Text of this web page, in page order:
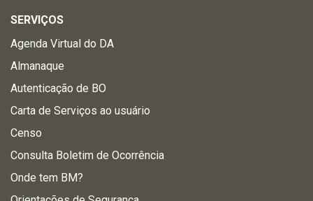
SERVIÇOS
Agenda Virtual do DA
Almanaque
Autenticação de BO
Carta de Serviços ao usuário
Censo
Consulta Boletim de Ocorrência
Onde tem BM?